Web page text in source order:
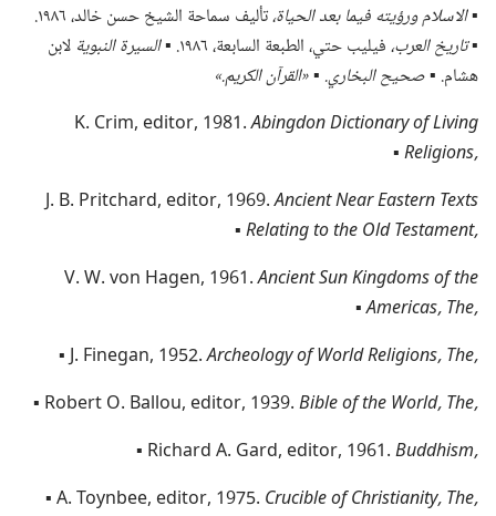
▪الاسلام ورؤيته فيما بعد الحياة،‏
تأليف سماحة الشيخ حسن خالد،‏ ١٩٨٦.‏
▪تاريخ العرب،‏فيليب حتي،‏ الطبعة السابعة،‏ ١٩٨٦.‏ ▪ السيرة النبوية لابن
هشام.‏ ▪صحيح البخاري.‏ ▪‏«القرآن الكريم.‏»‏
K.‎ Crim,‎ editor,‎ 1981.‎Abingdon Dictionary of Living
Religions,‎
▪
J.‎ B.‎ Pritchard,‎ editor,‎ 1969.‎Ancient Near Eastern Texts
Relating to the Old Testament,‎
▪
V.‎ W.‎ von Hagen,‎ 1961.‎Ancient Sun Kingdoms of the
Americas,‎ The,‎
▪
J.‎ Finegan,‎ 1952.‎Archeology of World Religions,‎ The,‎
▪
Robert O.‎ Ballou,‎ editor,‎ 1939.‎Bible of the World,‎ The,‎
▪
Richard A.‎ Gard,‎ editor,‎ 1961.‎Buddhism,‎
▪
A.‎ Toynbee,‎ editor,‎ 1975.‎ Crucible of Christianity,‎ The,‎
▪